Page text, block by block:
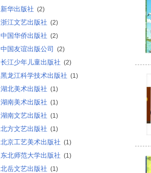
新华出版社 (2)
浙江文艺出版社 (2)
中国华侨出版社 (2)
中国友谊出版公司 (2)
长江少年儿童出版社 (2)
黑龙江科学技术出版社 (1)
湖北美术出版社 (1)
湖南美术出版社 (1)
湖南文艺出版社 (1)
北方文艺出版社 (1)
北京工艺美术出版社 (1)
东北师范大学出版社 (1)
北岳文艺出版社 (1)